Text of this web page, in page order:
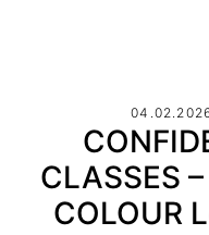
CLASSES
COLOUR